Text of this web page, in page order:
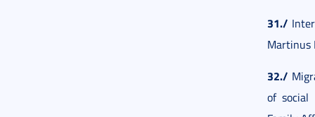
31./
Martinus
32./
of social